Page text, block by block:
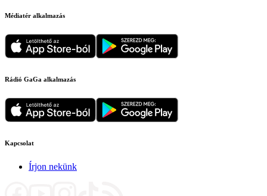
Médiatér alkalmazás
Rádió GaGa alkalmazás
Kapcsolat
Írjon nekünk